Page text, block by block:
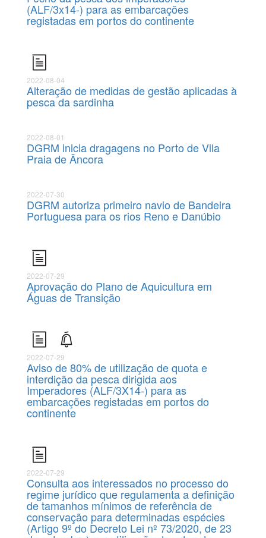
(ALF/3x14-) para as embarcações
registadas em portos do continente
2022-08-04
Alteração de medidas de gestão aplicadas à
pesca da sardinha
2022-08-01
DGRM inicia dragagens no Porto de Vila
Praia de Âncora
2022-07-30
DGRM autoriza primeiro navio de Bandeira
Portuguesa para os rios Reno e Danúbio
2022-07-29
Aprovação do Plano de Aquicultura em
Águas de Transição
2022-07-29
Aviso de 80% de utilização de quota e
interdição da pesca dirigida aos
Imperadores (ALF/3X14-) para as
embarcações registadas em portos do
continente
2022-07-29
Consulta aos interessados no processo do
regime jurídico que regulamenta a definição
de tamanhos mínimos de referência de
conservação para determinadas espécies
(Artigo 9º do Decreto Lei nº 73/2020, de 23